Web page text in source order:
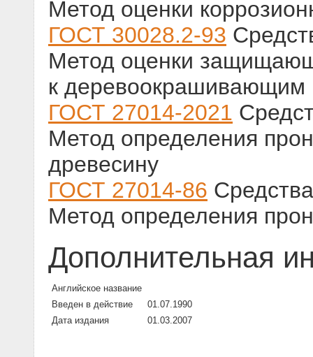
Метод оценки
ГОСТ 30028.2-93
Метод оценки
к деревоокрашивающим
ГОСТ 27014-2021
Метод определения
древесину
ГОСТ 27014-86
Метод определения
Дополнительная
Английское название
Введен в действие
01.07.1990
Дата издания
01.03.2007